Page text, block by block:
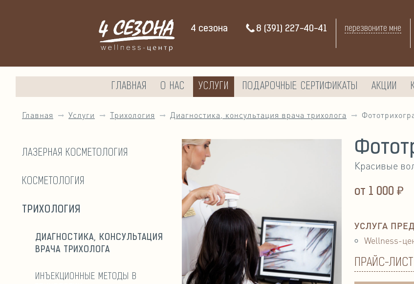
4 сезона 8 (391) 227-40-41 перезвоните мне
ГЛАВНАЯ О НАС УСЛУГИ ПОДАРОЧНЫЕ СЕРТИФИКАТЫ АКЦИИ
Главная Услуги Трихология Диагностика, консультация врача трихолога
ЛАЗЕРНАЯ КОСМЕТОЛОГИЯ
КОСМЕТОЛОГИЯ
ТРИХОЛОГИЯ
ДИАГНОСТИКА, КОНСУЛЬТАЦИЯ
ВРАЧА ТРИХОЛОГА
ИНЪЕКЦИОННЫЕ МЕТОДЫ В
Красивые
от 1 000 ₽
УСЛУГА
Wellness-
ПРАЙС-